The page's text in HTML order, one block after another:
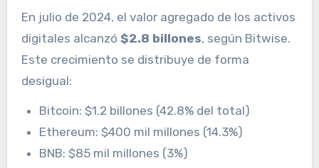
En julio de 2024, el valor agregado de los activos
digitales alcanzó $2.8 billones, según Bitwise.
Este crecimiento se distribuye de forma
desigual:
Bitcoin: $1.2 billones (42.8% del total)
Ethereum: $400 mil millones (14.3%)
BNB: $85 mil millones (3%)